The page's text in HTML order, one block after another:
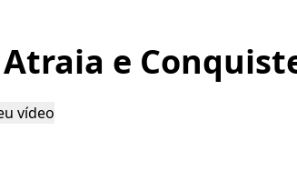
Atraia e
vídeo